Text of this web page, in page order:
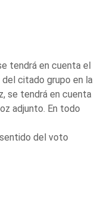
tendrá en cuenta el
citado grupo en la
se tendrá en cuenta
adjunto. En todo
del voto